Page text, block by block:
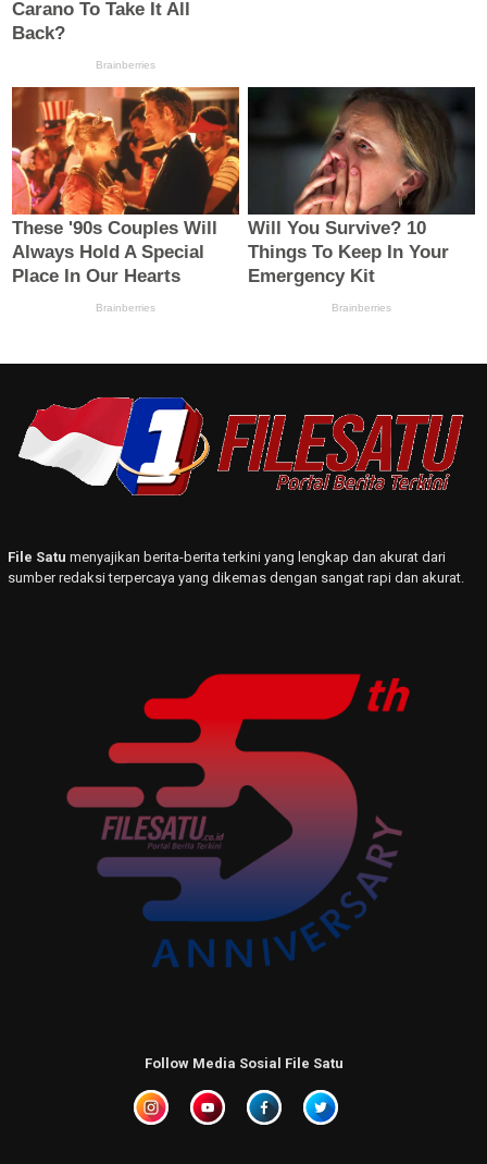
File Satu menyajikan berita-berita terkini yang lengkap dan akurat dari
sumber redaksi terpercaya yang dikemas dengan sangat rapi dan akurat.
Follow Media Sosial File Satu